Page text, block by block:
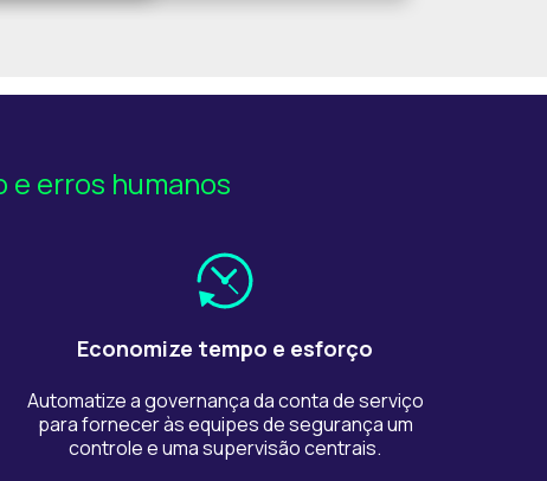
erros humanos
Economize tempo e esforço
Automatize a governança da conta de serviço
para fornecer às equipes de segurança um
controle e uma supervisão centrais.